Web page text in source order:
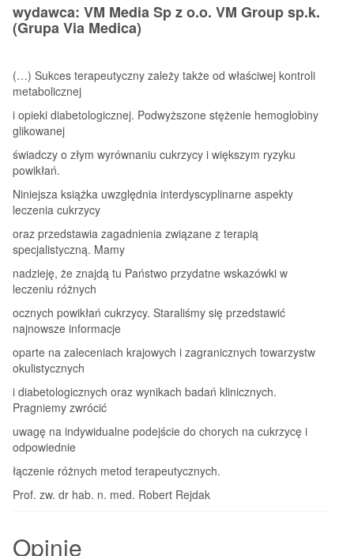
wydawca: VM Media Sp z o.o. VM Group sp.k.
(Grupa Via Medica)
(…) Sukces terapeutyczny zależy także od właściwej kontroli
metabolicznej
i opieki diabetologicznej. Podwyższone stężenie hemoglobiny
glikowanej
świadczy o złym wyrównaniu cukrzycy i większym ryzyku
powikłań.
Niniejsza książka uwzględnia interdyscyplinarne aspekty
leczenia cukrzycy
oraz przedstawia zagadnienia związane z terapią
specjalistyczną. Mamy
nadzieję, że znajdą tu Państwo przydatne wskazówki w
leczeniu różnych
ocznych powikłań cukrzycy. Staraliśmy się przedstawić
najnowsze informacje
oparte na zaleceniach krajowych i zagranicznych towarzystw
okulistycznych
i diabetologicznych oraz wynikach badań klinicznych.
Pragniemy zwrócić
uwagę na indywidualne podejście do chorych na cukrzycę i
odpowiednie
łączenie różnych metod terapeutycznych.
Prof. zw. dr hab. n. med. Robert Rejdak
Opinie